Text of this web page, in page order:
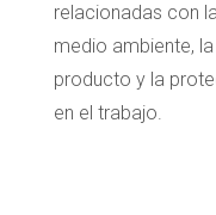
relacionadas con
medio ambiente,
producto y la
en el trabajo.